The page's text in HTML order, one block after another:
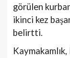
görülen
ikinci kez
belirtti.